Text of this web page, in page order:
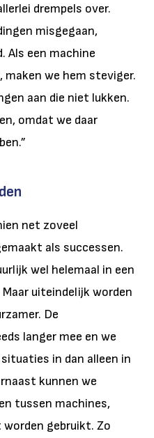
drempels over.
misgegaan,
Als een machine
we hem steviger.
aan die niet lukken.
omdat we daar
net zoveel
als successen.
wel helemaal in een
uiteindelijk worden
De
langer mee en we
in dan alleen in
kunnen we
tussen machines,
gebruikt. Zo